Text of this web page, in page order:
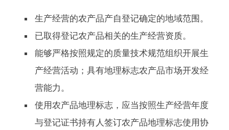
生产经营的农产品产自登记确定的地域范围。
已取得登记农产品相关的生产经营资质。
能够严格按照规定的质量技术规范组织开展生
产经营活动；具有地理标志农产品市场开发经
营能力。
使用农产品地理标志，应当按照生产经营年度
与登记证书持有人签订农产品地理标志使用协